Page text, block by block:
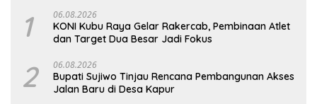
1 06.08.2026
KONI Kubu Raya Gelar Rakercab, Pembinaan Atlet
dan Target Dua Besar Jadi Fokus
2 06.08.2026
Bupati Sujiwo Tinjau Rencana Pembangunan Akses
Jalan Baru di Desa Kapur